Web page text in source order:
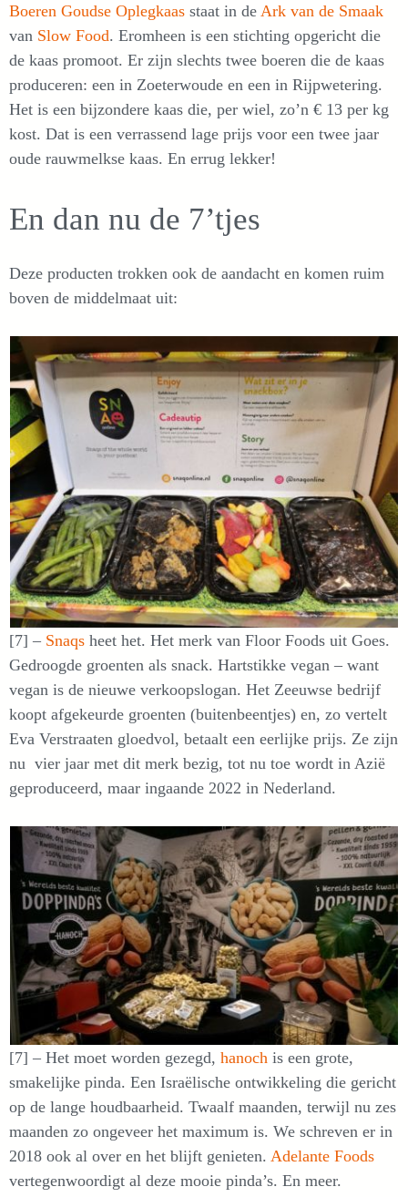
Boeren Goudse Oplegkaas staat in de Ark van de Smaak
van Slow Food. Eromheen is een stichting opgericht die
de kaas promoot. Er zijn slechts twee boeren die de kaas
produceren: een in Zoeterwoude en een in Rijpwetering.
Het is een bijzondere kaas die, per wiel, zo’n € 13 per kg
kost. Dat is een verrassend lage prijs voor een twee jaar
oude rauwmelkse kaas. En errug lekker!
En dan nu de 7’tjes
Deze producten trokken ook de aandacht en komen ruim
boven de middelmaat uit:
[7] – Snaqs heet het. Het merk van Floor Foods uit Goes.
Gedroogde groenten als snack. Hartstikke vegan – want
vegan is de nieuwe verkoopslogan. Het Zeeuwse bedrijf
koopt afgekeurde groenten (buitenbeentjes) en, zo vertelt
Eva Verstraaten gloedvol, betaalt een eerlijke prijs. Ze zijn
nu vier jaar met dit merk bezig, tot nu toe wordt in Azië
geproduceerd, maar ingaande 2022 in Nederland.
[7] – Het moet worden gezegd, hanoch is een grote,
smakelijke pinda. Een Israëlische ontwikkeling die gericht
op de lange houdbaarheid. Twaalf maanden, terwijl nu zes
maanden zo ongeveer het maximum is. We schreven er in
2018 ook al over en het blijft genieten. Adelante Foods
vertegenwoordigt al deze mooie pinda’s. En meer.